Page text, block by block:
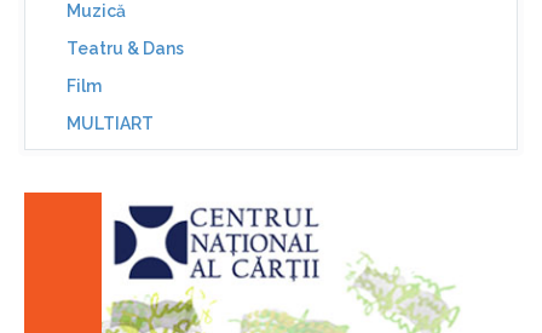
Muzică
Teatru & Dans
Film
MULTIART